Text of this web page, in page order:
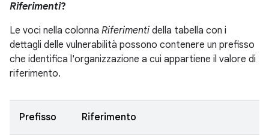
Riferimenti?
Le voci nella colonna Riferimenti della tabella con i
dettagli delle vulnerabilità possono contenere un prefisso
che identifica l'organizzazione a cui appartiene il valore di
riferimento.
Prefisso Riferimento